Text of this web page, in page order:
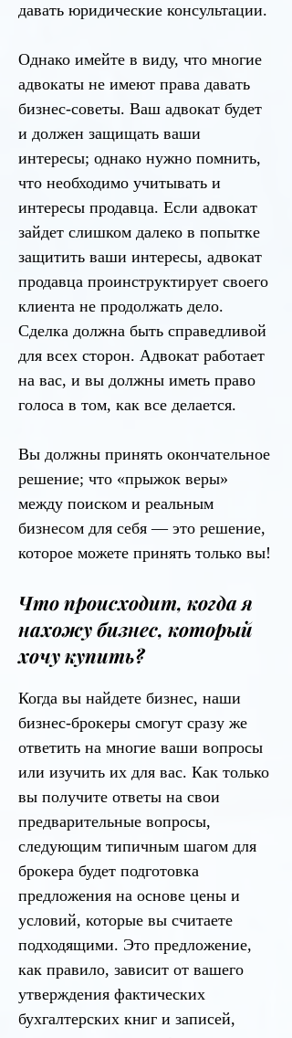
давать юридические консультации.
Однако имейте в виду, что многие
адвокаты не имеют права давать
бизнес-советы. Ваш адвокат будет
и должен защищать ваши
интересы; однако нужно помнить,
что необходимо учитывать и
интересы продавца. Если адвокат
зайдет слишком далеко в попытке
защитить ваши интересы, адвокат
продавца проинструктирует своего
клиента не продолжать дело.
Сделка должна быть справедливой
для всех сторон. Адвокат работает
на вас, и вы должны иметь право
голоса в том, как все делается.
Вы должны принять окончательное
решение; что «прыжок веры»
между поиском и реальным
бизнесом для себя — это решение,
которое можете принять только вы!
Что происходит, когда я
нахожу бизнес, который
хочу купить?
Когда вы найдете бизнес, наши
бизнес-брокеры смогут сразу же
ответить на многие ваши вопросы
или изучить их для вас. Как только
вы получите ответы на свои
предварительные вопросы,
следующим типичным шагом для
брокера будет подготовка
предложения на основе цены и
условий, которые вы считаете
подходящими. Это предложение,
как правило, зависит от вашего
утверждения фактических
бухгалтерских книг и записей,